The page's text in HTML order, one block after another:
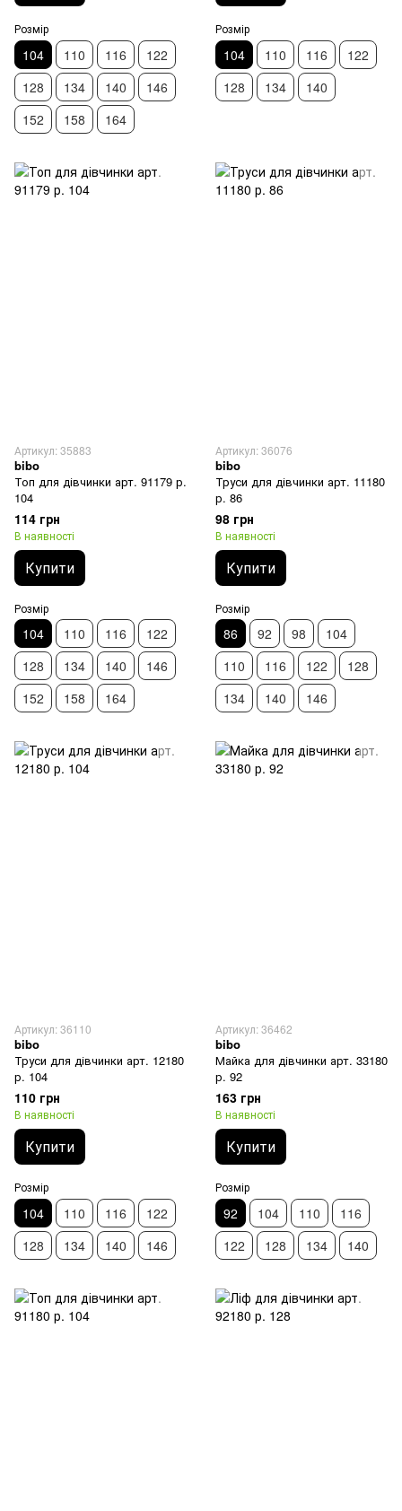
Розмір
104 110 116
122
128
134 140
146
152
158 164
Розмір
104 110 116
122
128
134 140
Артикул: 35883
bibo
Топ для дівчинки арт. 91179 р.
104
114 грн
В наявності
Купити
Розмір
104 110 116
122
128
134 140
146
152
158 164
Артикул: 36076
bibo
Труси для дівчинки арт. 11180
р. 86
98 грн
В наявності
Купити
Розмір
86 92 98
104
110
116 122
128
134
140 146
Артикул: 36110
bibo
Труси для дівчинки арт. 12180
р. 104
110 грн
В наявності
Купити
Розмір
104 110 116
122
128
134 140 146
Артикул: 36462
bibo
Майка для дівчинки арт. 33180
р. 92
163 грн
В наявності
Купити
Розмір
92 104 110
116
122
128 134 140